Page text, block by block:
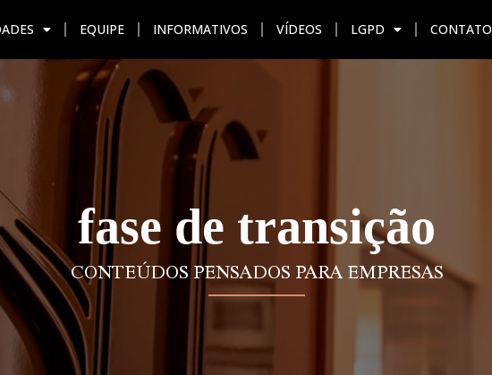
ATUAÇÃO UNIDADES EQUIPE INFORMATIVOS
EQUIPE INFORMATIVOS VÍDEOS LGPD CONTATO
fase de transição
CONTEÚDOS PENSADOS PARA EMPRESAS